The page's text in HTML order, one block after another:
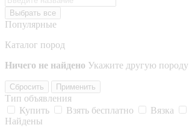
Выбрать все
Популярные
Каталог пород
Ничего не найдено Укажите другую породу
Сбросить Применить
Тип объявления
Купить
Взять бесплатно Вязка
Найдены